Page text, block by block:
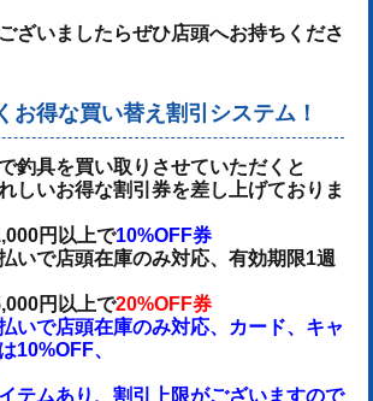
ざいましたらぜひ店頭へお持ちくださ
お得な買い替え割引システム！
釣具を買い取りさせていただくと
しいお得な割引券を差し上げておりま
円以上で10%OFF券
いで店頭在庫のみ対応、有効期限1週
円以上で20%OFF券
いで店頭在庫のみ対応、カード、キャ
10%OFF、
テムあり、割引上限がございますので